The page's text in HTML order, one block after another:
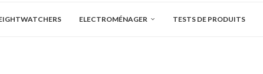
ELECTROMÉNAGER TESTS DE PRODUITS